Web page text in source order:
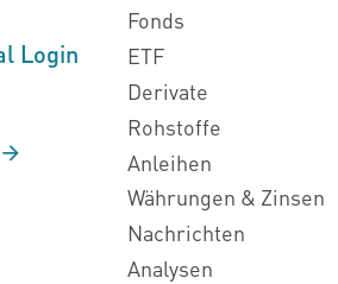
Login
Fonds
ETF
Derivate
Rohstoffe
Anleihen
Währungen & Zinsen
Nachrichten
Analysen